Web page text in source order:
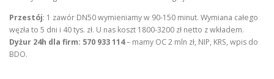
Przestój: 1 zawór DN50 wymieniamy w 90-150 minut. Wymiana całego
węzła to 5 dni i 40 tys. zł. U nas koszt 1800-3200 zł netto z wkładem.
Dyżur 24h dla firm: 570 933 114– mamy OC 2 mln zł, NIP, KRS, wpis do
BDO.